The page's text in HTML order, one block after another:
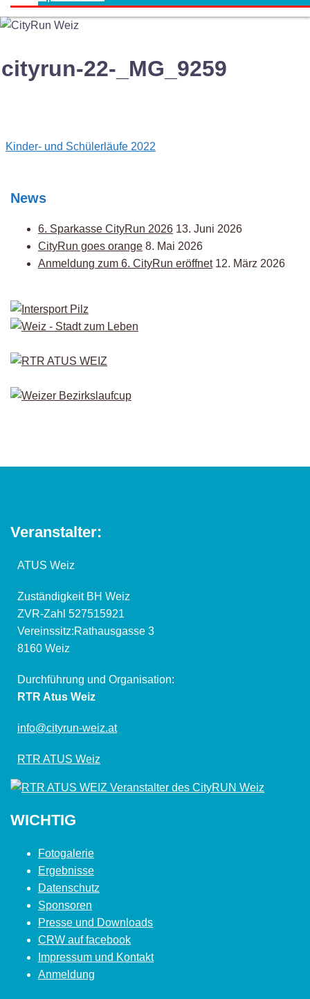
cityrun-22-_MG_9259
Post
Kinder- und Schülerläufe 2022
News
6. Sparkasse CityRun 2026 13. Juni 2026
CityRun goes orange 8. Mai 2026
Anmeldung zum 6. CityRun eröffnet 12. März 2026
Veranstalter:
ATUS Weiz
Zuständigkeit BH Weiz
ZVR-Zahl 527515921
Vereinssitz:Rathausgasse 3
8160 Weiz
Durchführung und Organisation:
RTR Atus Weiz
info@cityrun-weiz.at
RTR ATUS Weiz
WICHTIG
Fotogalerie
Ergebnisse
Datenschutz
Sponsoren
Presse und Downloads
CRW auf facebook
Impressum und Kontakt
Anmeldung